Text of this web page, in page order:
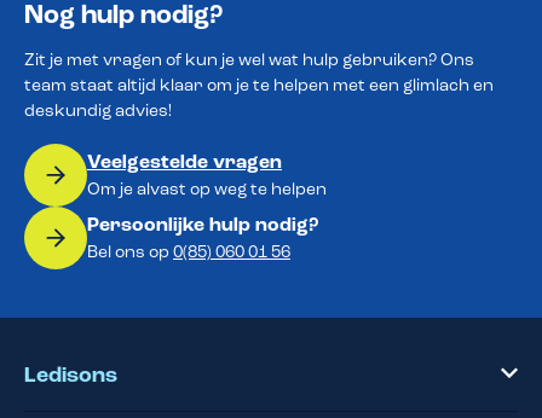
Nog hulp nodig?
Zit je met vragen of kun je wel wat hulp gebruiken? Ons
team staat altijd klaar om je te helpen met een glimlach en
deskundig advies!
Veelgestelde vragen
Om je alvast op weg te helpen
Persoonlijke hulp nodig?
Bel ons op 0(85) 060 01 56
Ledisons